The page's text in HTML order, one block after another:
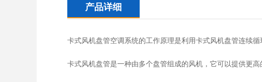
产品详细
卡式风机盘管空调系统的工作原理是利用卡式风机盘管连续
卡式风机盘管是一种由多个盘管组成的风机，它可以提供更